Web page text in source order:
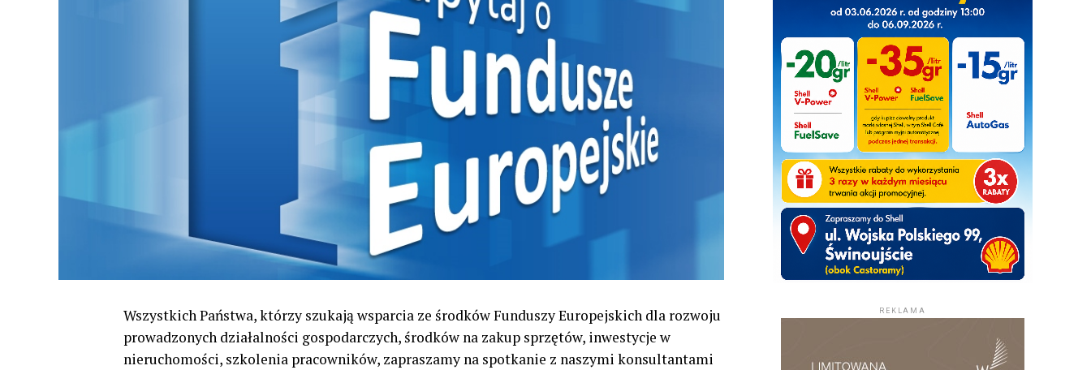
Wszystkich Państwa, którzy szukają wsparcia ze środków Funduszy Europejskich dla rozwoju
prowadzonych działalności gospodarczych, środków na zakup sprzętów, inwestycje w
nieruchomości, szkolenia pracowników, zapraszamy na spotkanie z naszymi konsultantami
REKLAMA